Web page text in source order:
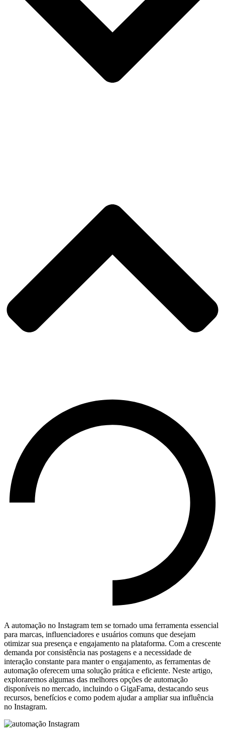
A automação no Instagram tem se tornado uma ferramenta essencial
para marcas, influenciadores e usuários comuns que desejam
otimizar sua presença e engajamento na plataforma. Com a crescente
demanda por consistência nas postagens e a necessidade de
interação constante para manter o engajamento, as ferramentas de
automação oferecem uma solução prática e eficiente. Neste artigo,
exploraremos algumas das melhores opções de automação
disponíveis no mercado, incluindo o GigaFama, destacando seus
recursos, benefícios e como podem ajudar a ampliar sua influência
no Instagram.